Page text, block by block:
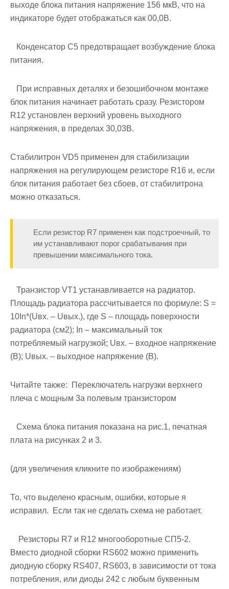
выходе блока питания напряжение 156 мкВ, что на
индикаторе будет отображаться как 00,0В.
Конденсатор С5 предотвращает возбуждение блока
питания.
При исправных деталях и безошибочном монтаже
блок питания начинает работать сразу. Резистором
R12 установлен верхний уровень выходного
напряжения, в пределах 30,03В.
Стабилитрон VD5 применен для стабилизации
напряжения на регулирующем резисторе R16 и, если
блок питания работает без сбоев, от стабилитрона
можно отказаться.
Если резистор R7 применен как подстроечный, то
им устанавливают порог срабатывания при
превышении максимального тока.
Транзистор VT1 устанавливается на радиатор.
Площадь радиатора рассчитывается по формуле: S =
10In*(Uвх. – Uвых.), где S – площадь поверхности
радиатора (см2); In – максимальный ток
потребляемый нагрузкой; Uвх. – входное напряжение
(В); Uвых. – выходное напряжение (В).
Читайте также:
Переключатель нагрузки верхнего
плеча с мощным 3a полевым транзистором
Схема блока питания показана на рис.1, печатная
плата на рисунках 2 и 3.
(для увеличения кликните по изображениям)
То, что выделено красным, ошибки, которые я
исправил. Если так не сделать схема не работает.
Резисторы R7 и R12 многооборотные СП5-2.
Вместо диодной сборки RS602 можно применить
диодную сборку RS407, RS603, в зависимости от тока
потребления, или диоды 242 с любым буквенным